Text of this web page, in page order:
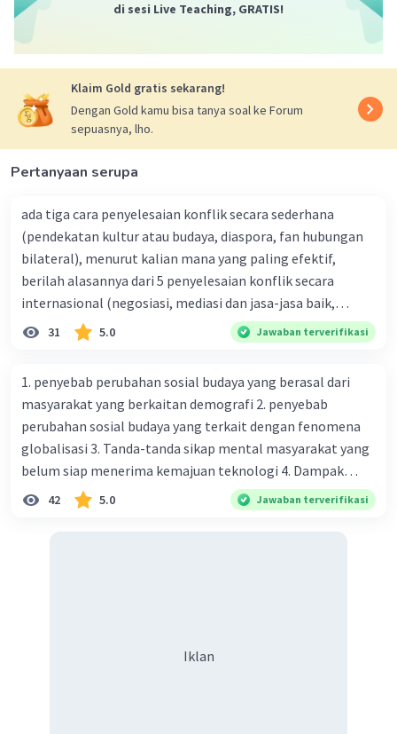
di sesi Live Teaching, GRATIS!
Klaim Gold gratis sekarang!
Dengan Gold kamu bisa tanya soal ke Forum
sepuasnya, lho.
Pertanyaan serupa
ada tiga cara penyelesaian konflik secara sederhana
(pendekatan kultur atau budaya, diaspora, fan hubungan
bilateral), menurut kalian mana yang paling efektif,
berilah alasannya dari 5 penyelesaian konflik secara
internasional (negosiasi, mediasi dan jasa-jasa baik,
konsiliasi, penyelidikan, dan penyelesaian di bawah
naungan organisasi PBB), menurut kalian mana yang
31 5.0 Jawaban terverifikasi
1. penyebab perubahan sosial budaya yang berasal dari
masyarakat yang berkaitan demografi 2. penyebab
perubahan sosial budaya yang terkait dengan fenomena
globalisasi 3. Tanda-tanda sikap mental masyarakat yang
belum siap menerima kemajuan teknologi 4. Dampak
modernisasi dalam kehidupan sosial masyarakat 5.
Kegiatan manusia di bidang ekonomi yang menunjukkan
menganggap jika menjadi modern adalah mengikuti... 8.
42 5.0 Jawaban terverifikasi
Iklan